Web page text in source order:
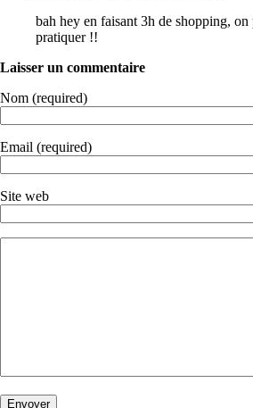
bah hey en faisant 3h de shopping,
pratiquer !!
Laisser un commentaire
Nom (required)
Email (required)
Site web